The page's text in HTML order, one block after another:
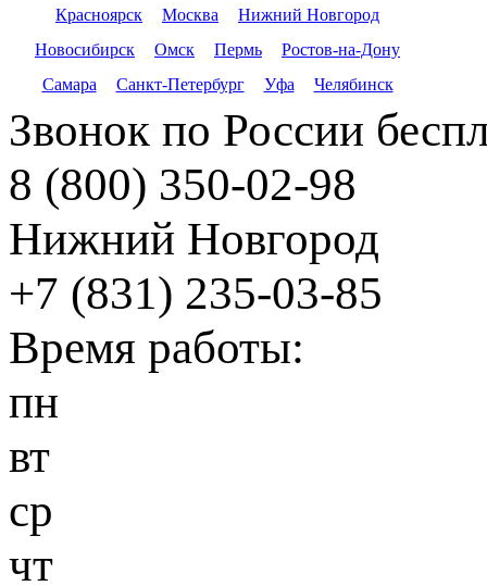
Красноярск
Москва
Нижний Новгород
Новосибирск
Омск Пермь
Ростов-на-Дону
Самара
Санкт-Петербург Уфа Челябинск
Звонок по России
8 (800) 350-02-98
Нижний Новгород
+7 (831) 235-03-85
Время работы:
пн
вт
ср
чт